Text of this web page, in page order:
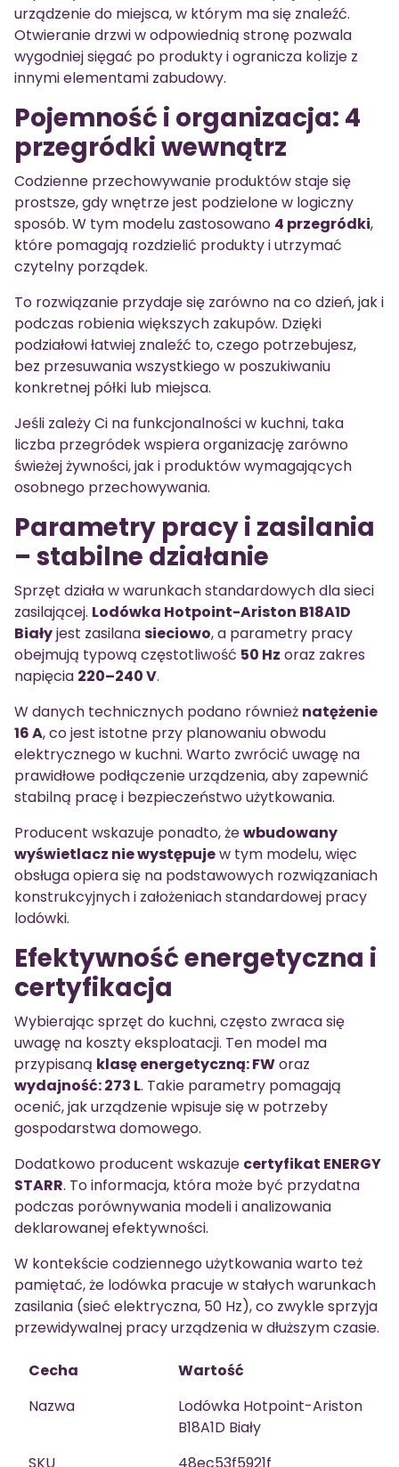
urządzenie do miejsca, w którym ma się znaleźć.
Otwieranie drzwi w odpowiednią stronę pozwala
wygodniej sięgać po produkty i ogranicza kolizje z
innymi elementami zabudowy.
Pojemność i organizacja: 4
przegródki wewnątrz
Codzienne przechowywanie produktów staje się
prostsze, gdy wnętrze jest podzielone w logiczny
sposób. W tym modelu zastosowano 4 przegródki,
które pomagają rozdzielić produkty i utrzymać
czytelny porządek.
To rozwiązanie przydaje się zarówno na co dzień, jak i
podczas robienia większych zakupów. Dzięki
podziałowi łatwiej znaleźć to, czego potrzebujesz,
bez przesuwania wszystkiego w poszukiwaniu
konkretnej półki lub miejsca.
Jeśli zależy Ci na funkcjonalności w kuchni, taka
liczba przegródek wspiera organizację zarówno
świeżej żywności, jak i produktów wymagających
osobnego przechowywania.
Parametry pracy i zasilania
– stabilne działanie
Sprzęt działa w warunkach standardowych dla sieci
zasilającej. Lodówka Hotpoint-Ariston B18A1D
Białyjest zasilanasieciowo, a parametry pracy
obejmują typową częstotliwość 50 Hz oraz zakres
napięcia 220–240 V.
W danych technicznych podano również natężenie
16 A, co jest istotne przy planowaniu obwodu
elektrycznego w kuchni. Warto zwrócić uwagę na
prawidłowe podłączenie urządzenia, aby zapewnić
stabilną pracę i bezpieczeństwo użytkowania.
Producent wskazuje ponadto, żewbudowany
wyświetlacz nie występujew tym modelu, więc
obsługa opiera się na podstawowych rozwiązaniach
konstrukcyjnych i założeniach standardowej pracy
lodówki.
Efektywność energetyczna i
certyfikacja
Wybierając sprzęt do kuchni, często zwraca się
uwagę na koszty eksploatacji. Ten model ma
przypisaną klasę energetyczną: FWoraz
wydajność: 273 L. Takie parametry pomagają
ocenić, jak urządzenie wpisuje się w potrzeby
gospodarstwa domowego.
Dodatkowo producent wskazuje certyfikat ENERGY
STARR. To informacja, która może być przydatna
podczas porównywania modeli i analizowania
deklarowanej efektywności.
W kontekście codziennego użytkowania warto też
pamiętać, że lodówka pracuje w stałych warunkach
zasilania (sieć elektryczna, 50 Hz), co zwykle sprzyja
przewidywalnej pracy urządzenia w dłuższym czasie.
Cecha
Wartość
Nazwa
Lodówka Hotpoint-Ariston
B18A1D Biały